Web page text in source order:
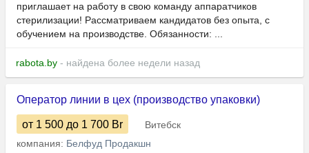
приглашает на работу в свою команду аппаратчиков
стерилизации! Рассматриваем кандидатов без опыта, с
обучением на производстве. Обязанности: ...
rabota.by - найдена более недели назад
Оператор линии в цех (производство упаковки)
от 1 500 до 1 700 Br
Витебск
компания: Белфуд Продакшн